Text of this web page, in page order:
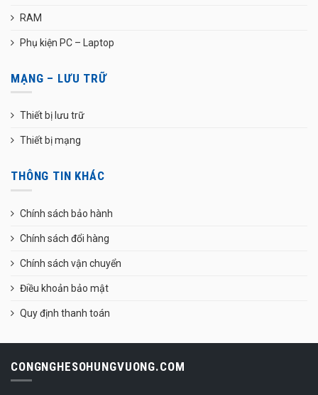
RAM
Phụ kiện PC – Laptop
MẠNG – LƯU TRỮ
Thiết bị lưu trữ
Thiết bị mạng
THÔNG TIN KHÁC
Chính sách bảo hành
Chính sách đổi hàng
Chính sách vận chuyển
Điều khoản bảo mật
Quy định thanh toán
CONGNGHESOHUNGVUONG.COM